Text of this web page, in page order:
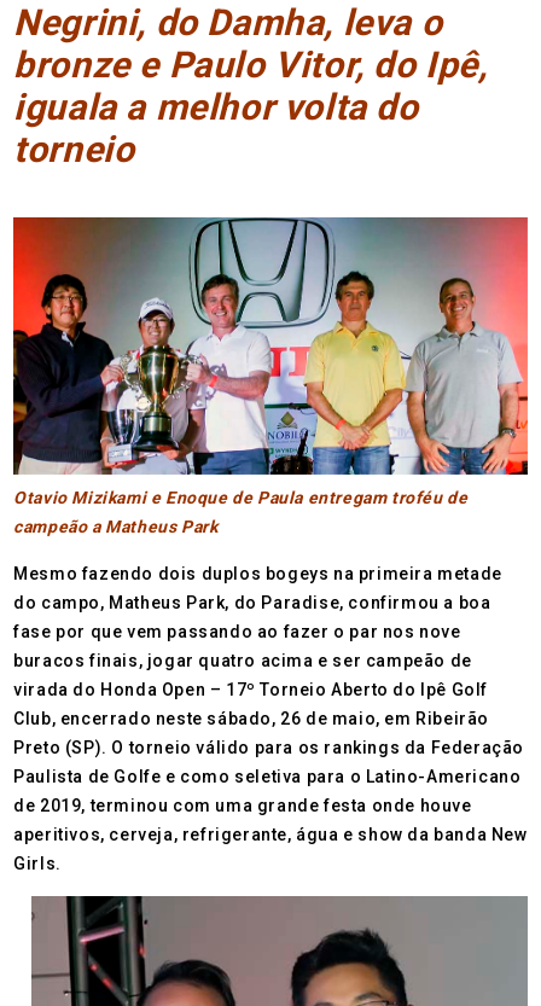
Negrini, do Damha, leva o
bronze e Paulo Vitor, do Ipê,
iguala a melhor volta do
torneio
Otavio Mizikami e Enoque de Paula entregam troféu de
campeão a Matheus Park
Mesmo fazendo dois duplos bogeys na primeira metade
do campo, Matheus Park, do Paradise, confirmou a boa
fase por que vem passando ao fazer o par nos nove
buracos finais, jogar quatro acima e ser campeão de
virada do Honda Open – 17º Torneio Aberto do Ipê Golf
Club, encerrado neste sábado, 26 de maio, em Ribeirão
Preto (SP). O torneio válido para os rankings da Federação
Paulista de Golfe e como seletiva para o Latino-Americano
de 2019, terminou com uma grande festa onde houve
aperitivos, cerveja, refrigerante, água e show da banda New
Girls.